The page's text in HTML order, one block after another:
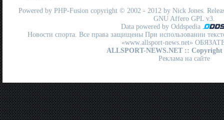
Powered by PHP-Fusion copyright © 2002 - 2012 by Nick Jones.
GNU Affero GPL v3.
Data powered by Oddspedia
Новости спорта. Все права защищены При использовании
«www.allsport-news.net»
ALLSPORT-NEWS.NET :: Copyright
Реклама на сайте